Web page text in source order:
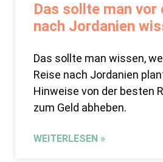
Das sollte man vor
nach Jordanien
Das sollte man wissen,
Reise nach Jordanien
Hinweise von der besten
zum Geld abheben.
WEITERLESEN »